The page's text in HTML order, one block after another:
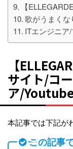
【
歌がうまく
ITエンジニア
【
サイト/コ
ア/
本記事では下記が
この記事